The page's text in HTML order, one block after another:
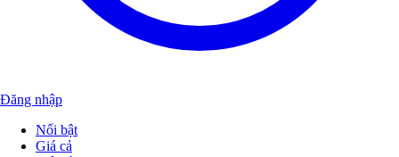
Đăng nhập
Nổi bật
Giá cả